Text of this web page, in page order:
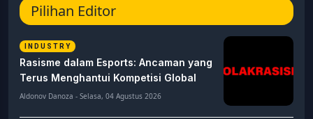
Pilihan Editor
INDUSTRY
Rasisme dalam Esports: Ancaman yang
Terus Menghantui Kompetisi Global
Aldonov Danoza - Selasa, 04 Agustus 2026